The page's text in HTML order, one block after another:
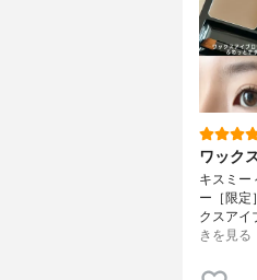
ワック
キスミー
ー［限定
クスアイ
きを見る